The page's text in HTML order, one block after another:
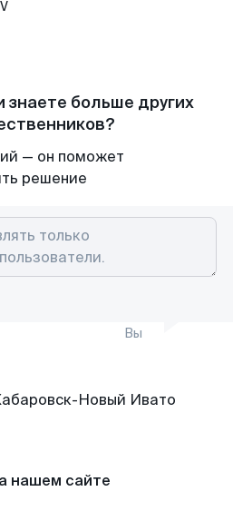
знаете больше других
— он поможет
решение
Вы
нашем сайте